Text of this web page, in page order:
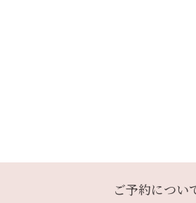
ご予約につい